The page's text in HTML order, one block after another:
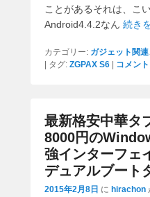
ことがあるそれは、こ
Android4.4.2なん 続き
カテゴリー: ガジェット関連
| タグ: ZGPAX S6 | コメン
最新格安中華タ
8000円の
強インターフェ
デュアルブート
2015年2月8日 に hirachon